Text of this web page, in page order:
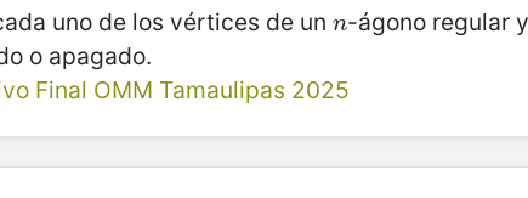
uno de los vértices de un n
n-ágono regular
o apagado.
Final OMM Tamaulipas 2025